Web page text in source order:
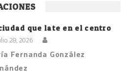
que late en el centro
28, 2026
Fernanda González